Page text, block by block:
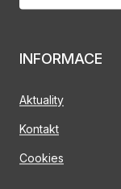
INFORMACE
Aktuality
Kontakt
Cookies